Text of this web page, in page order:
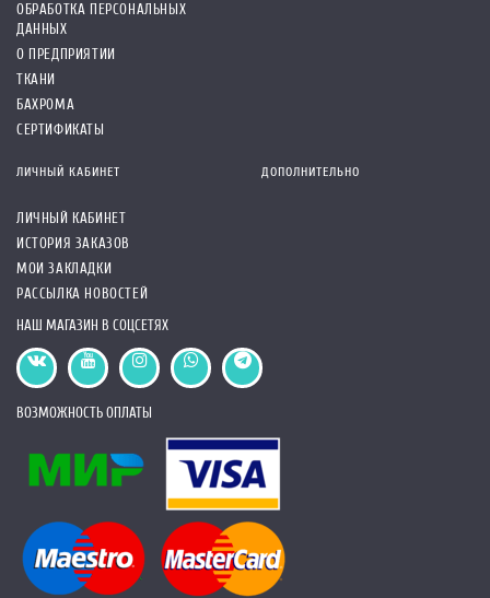
ОБРАБОТКА ПЕРСОНАЛЬНЫХ
ДАННЫХ
О ПРЕДПРИЯТИИ
ТКАНИ
БАХРОМА
СЕРТИФИКАТЫ
ЛИЧНЫЙ КАБИНЕТ
ЛИЧНЫЙ КАБИНЕТ
ИСТОРИЯ ЗАКАЗОВ
МОИ ЗАКЛАДКИ
РАССЫЛКА НОВОСТЕЙ
ДОПОЛНИТЕЛЬНО
НАШ МАГАЗИН В СОЦСЕТЯХ
ВОЗМОЖНОСТЬ ОПЛАТЫ